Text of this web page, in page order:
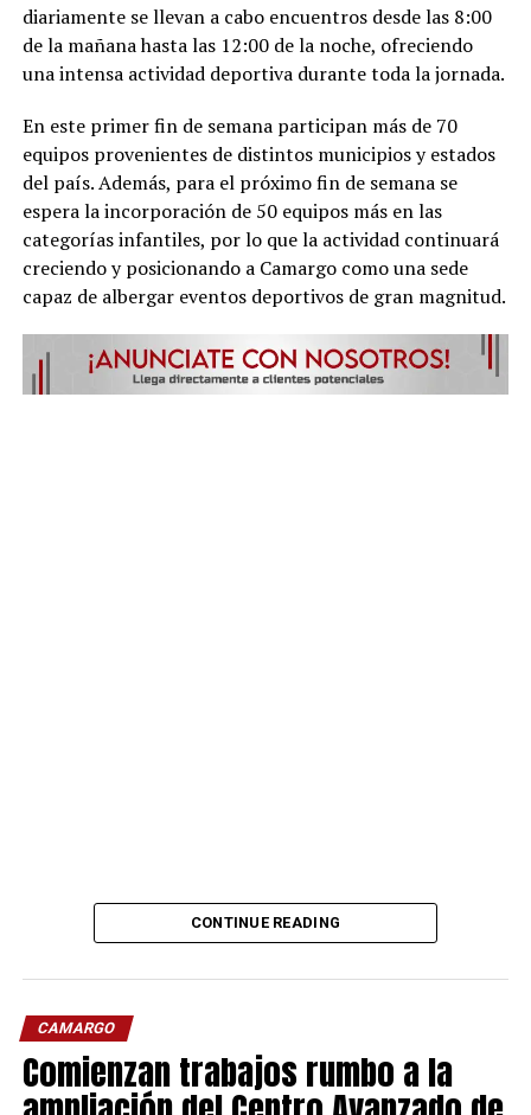
diariamente se llevan a cabo encuentros desde las 8:00
de la mañana hasta las 12:00 de la noche, ofreciendo
una intensa actividad deportiva durante toda la jornada.
En este primer fin de semana participan más de 70
equipos provenientes de distintos municipios y estados
del país. Además, para el próximo fin de semana se
espera la incorporación de 50 equipos más en las
categorías infantiles, por lo que la actividad continuará
creciendo y posicionando a Camargo como una sede
capaz de albergar eventos deportivos de gran magnitud.
CONTINUE READING
CAMARGO
Comienzan trabajos rumbo a la